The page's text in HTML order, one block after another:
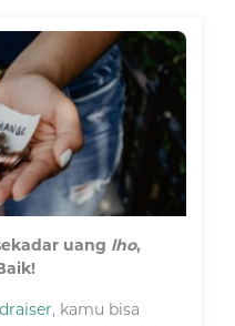
tua dari Daviandra. Kami
yang sebesar-besarnya
telah menyisihkan sebagian
proses kesembuhan
uang lho,
, kamu bisa